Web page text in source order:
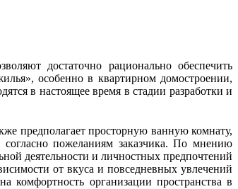
достаточно рационально обеспечить
особенно в квартирном домостроении,
в настоящее время в стадии разработки и
предполагает просторную ванную комнату,
согласно пожеланиям заказчика. По мнению
деятельности и личностных предпочтений
от вкуса и повседневных увлечений
комфортность организации пространства в